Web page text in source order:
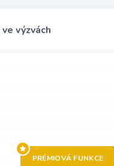
výzvách
PRÉMIOVÁ FUNKCE